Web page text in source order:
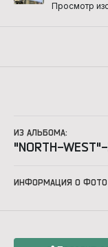
Просмотр
ИЗ АЛЬБОМА:
"NORTH-
ИНФОРМАЦИЯ О ФОТО